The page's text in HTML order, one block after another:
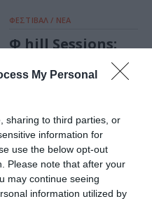
My Personal
sharing to third parties, or
information for
use the below opt-out
Please note that after your
may continue seeing
information utilized by
ΦΕΣΤΙΒΑΛ / ΝΕΑ
Φ hill Sessions:
φεστιβάλ
Φιλοπάππου!
ΜΟΥΣΙΚΗ / ΜΟΥΣΙΚΑ ΝΕΑ
Οι Χειμερινοί
Κολυμβητές με